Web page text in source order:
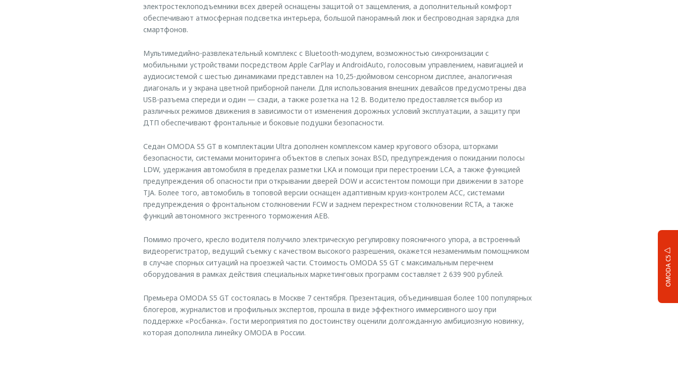
OMODA C5
электростеклоподъемники всех дверей оснащены защитой от защемления, а дополнительный комфорт
обеспечивают атмосферная подсветка интерьера, большой панорамный люк и беспроводная зарядка для
смартфонов.
Мультимедийно-развлекательный комплекс с Bluetooth-модулем, возможностью синхронизации с
мобильными устройствами посредством Apple CarPlay и AndroidAuto, голосовым управлением, навигацией и
аудиосистемой с шестью динамиками представлен на 10,25-дюймовом сенсорном дисплее, аналогичная
диагональ и у экрана цветной приборной панели. Для использования внешних девайсов предусмотрены два
USB-разъема спереди и один — сзади, а также розетка на 12 В. Водителю предоставляется выбор из
различных режимов движения в зависимости от изменения дорожных условий эксплуатации, а защиту при
ДТП обеспечивают фронтальные и боковые подушки безопасности.
Седан OMODA S5 GT в комплектации Ultra дополнен комплексом камер кругового обзора, шторками
безопасности, системами мониторинга объектов в слепых зонах BSD, предупреждения о покидании полосы
LDW, удержания автомобиля в пределах разметки LKA и помощи при перестроении LCA, а также функцией
предупреждения об опасности при открывании дверей DOW и ассистентом помощи при движении в заторе
TJA. Более того, автомобиль в топовой версии оснащен адаптивным круиз-контролем ACC, системами
предупреждения о фронтальном столкновении FCW и заднем перекрестном столкновении RCTA, а также
функций автономного экстренного торможения AEB.
Помимо прочего, кресло водителя получило электрическую регулировку поясничного упора, а встроенный
видеорегистратор, ведущий съемку с качеством высокого разрешения, окажется незаменимым помощником
в случае спорных ситуаций на проезжей части. Стоимость OMODA S5 GT с максимальным перечнем
оборудования в рамках действия специальных маркетинговых программ составляет 2 639 900 рублей.
Премьера OMODA S5 GT состоялась в Москве 7 сентября. Презентация, объединившая более 100 популярных
блогеров, журналистов и профильных экспертов, прошла в виде эффектного иммерсивного шоу при
поддержке «Росбанка». Гости мероприятия по достоинству оценили долгожданную амбициозную новинку,
которая дополнила линейку OMODA в России.